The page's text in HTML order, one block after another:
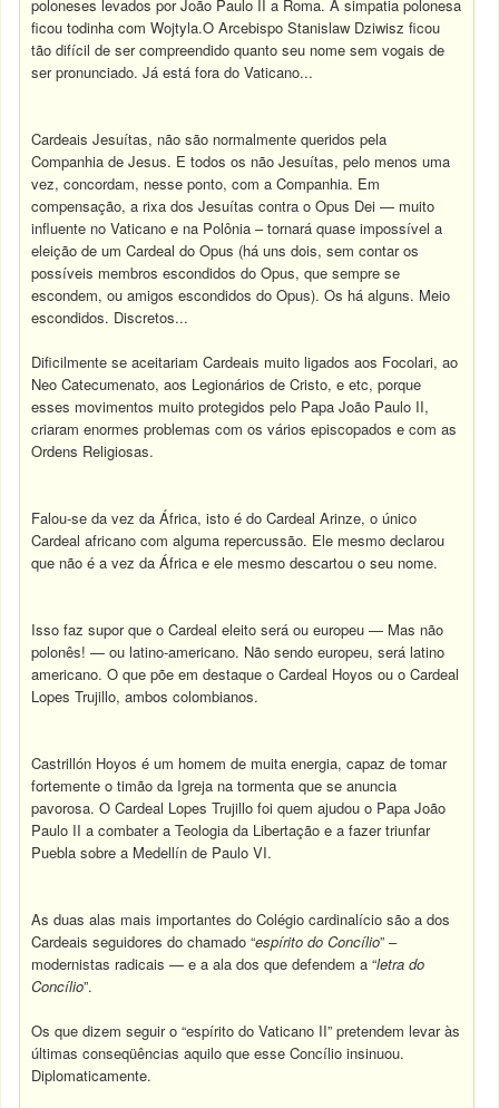
poloneses levados por João Paulo II a Roma. A simpatia polonesa
ficou todinha com Wojtyla.O Arcebispo Stanislaw Dziwisz ficou
tão difícil de ser compreendido quanto seu nome sem vogais de
ser pronunciado. Já está fora do Vaticano...
Cardeais Jesuítas, não são normalmente queridos pela
Companhia de Jesus. E todos os não Jesuítas, pelo menos uma
vez, concordam, nesse ponto, com a Companhia. Em
compensação, a rixa dos Jesuítas contra o Opus Dei — muito
influente no Vaticano e na Polônia – tornará quase impossível a
eleição de um Cardeal do Opus (há uns dois, sem contar os
possíveis membros escondidos do Opus, que sempre se
escondem, ou amigos escondidos do Opus). Os há alguns. Meio
escondidos. Discretos...
Dificilmente se aceitariam Cardeais muito ligados aos Focolari, ao
Neo Catecumenato, aos Legionários de Cristo, e etc, porque
esses movimentos muito protegidos pelo Papa João Paulo II,
criaram enormes problemas com os vários episcopados e com as
Ordens Religiosas.
Falou-se da vez da África, isto é do Cardeal Arinze, o único
Cardeal africano com alguma repercussão. Ele mesmo declarou
que não é a vez da África e ele mesmo descartou o seu nome.
Isso faz supor que o Cardeal eleito será ou europeu — Mas não
polonês! — ou latino-americano. Não sendo europeu, será latino
americano. O que põe em destaque o Cardeal Hoyos ou o Cardeal
Lopes Trujillo, ambos colombianos.
Castrillón Hoyos é um homem de muita energia, capaz de tomar
fortemente o timão da Igreja na tormenta que se anuncia
pavorosa. O Cardeal Lopes Trujillo foi quem ajudou o Papa João
Paulo II a combater a Teologia da Libertação e a fazer triunfar
Puebla sobre a Medellín de Paulo VI.
As duas alas mais importantes do Colégio cardinalício são a dos
Cardeais seguidores do chamado “espírito do Concílio” –
modernistas radicais — e a ala dos que defendem a “letra do
Concílio”.
Os que dizem seguir o “espírito do Vaticano II” pretendem levar às
últimas conseqüências aquilo que esse Concílio insinuou.
Diplomaticamente.